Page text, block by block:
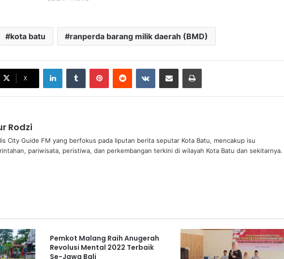
kota batu ranperda barang milik daerah (BMD)
X
LinkedInTumblr PinterestReddit VKontakteShare via Email Print
Rodzi
City Guide FM yang berfokus pada liputan berita seputar Kota Batu, mencakup isu
pariwisata, peristiwa, dan perkembangan terkini di wilayah Kota Batu dan sekitarnya.
Pemkot Malang Raih Anugerah
Revolusi Mental 2022 Terbaik
Se-Jawa Bali